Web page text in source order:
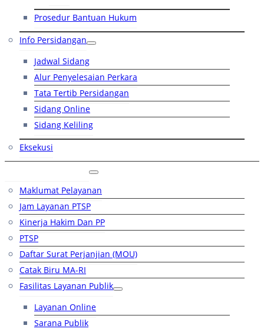
Prosedur Bantuan Hukum
Info Persidangan
Jadwal Sidang
Alur Penyelesaian Perkara
Tata Tertib Persidangan
Sidang Online
Sidang Keliling
Eksekusi
Maklumat Pelayanan
Jam Layanan PTSP
Kinerja Hakim Dan PP
PTSP
Daftar Surat Perjanjian (MOU)
Catak Biru MA-RI
Fasilitas Layanan Publik
Layanan Online
Sarana Publik